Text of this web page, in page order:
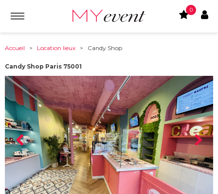
0
Accueil > Location lieux > Candy Shop
Candy Shop Paris 75001